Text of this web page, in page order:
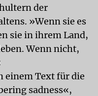
der
»Wenn sie es
sie in ihrem Land,
Wenn nicht,
einem Text für die
sadness«,